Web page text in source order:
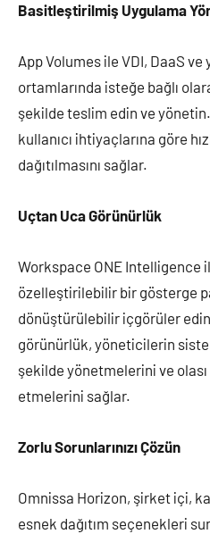
Basitleştirilmiş Uygulama
App Volumes ile VDI, DaaS ve
ortamlarında isteğe bağlı
şekilde teslim edin ve
kullanıcı ihtiyaçlarına göre
dağıtılmasını sağlar.
Uçtan Uca Görünürlük
Workspace ONE Intelligence
özelleştirilebilir bir gösterge
dönüştürülebilir içgörüler
görünürlük, yöneticilerin
şekilde yönetmelerini ve
etmelerini sağlar.
Zorlu Sorunlarınızı Çözün
Omnissa Horizon, şirket içi,
esnek dağıtım seçenekleri